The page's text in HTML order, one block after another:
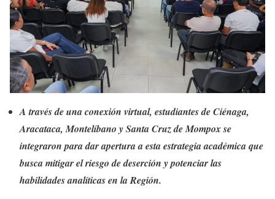
A través de una conexión virtual, estudiantes de Ciénaga,
Aracataca, Montelíbano y Santa Cruz de Mompox se
integraron para dar apertura a esta estrategia académica que
busca mitigar el riesgo de deserción y potenciar las
habilidades analíticas en la Región.